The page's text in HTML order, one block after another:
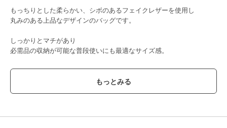
もっちりとした柔らかい、シボのあるフェイクレザーを使用し
丸みのある上品なデザインのバッグです。
しっかりとマチがあり
必需品の収納が可能な普段使いにも最適なサイズ感。
それぞれのカラーで、異なるストライプのテープショルダーベルトが
肩掛け・斜め掛けができ、太めの仕様なので肩への負担も軽減。